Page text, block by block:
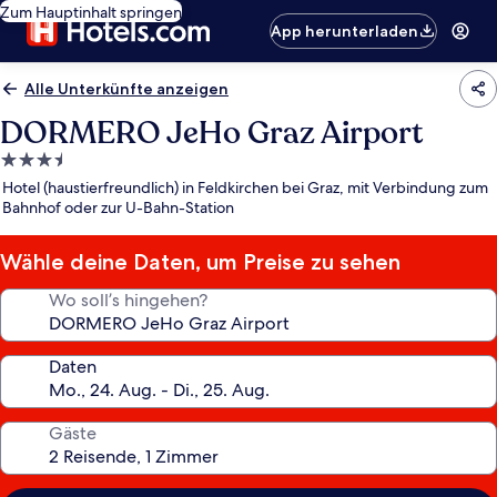
Zum Hauptinhalt springen
App herunterladen
Alle Unterkünfte anzeigen
DORMERO JeHo Graz Airport
3.5-
Sterne-
Unterkunft
Hotel (haustierfreundlich) in Feldkirchen bei Graz, mit Verbindung zum
Bahnhof oder zur U-Bahn-Station
Wähle deine Daten, um Preise zu sehen
Wo soll’s hingehen?
Daten
Gäste